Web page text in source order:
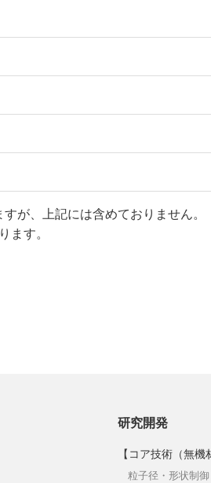
が、上記には含めておりません。
ます。
研究開発
【コア技術（無機
粒子径・形状制御